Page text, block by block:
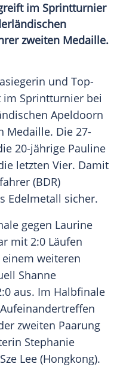
im Sprintturnier
zweiten Medaille.
und Top-
im Sprintturnier bei
Apeldoorn
Medaille. Die 27-
20-jährige Pauline
letzten Vier. Damit
(BDR)
Edelmetall sicher.
gegen Laurine
mit 2:0 Läufen
weiteren
Shanne
aus. Im Halbfinale
zweiten Paarung
Stephanie
Lee (Hongkong).